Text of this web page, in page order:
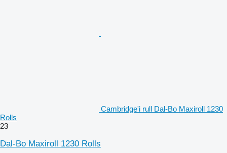
Cambridge'i rull Dal-Bo Maxiroll 1230
Rolls
23
Dal-Bo Maxiroll 1230 Rolls